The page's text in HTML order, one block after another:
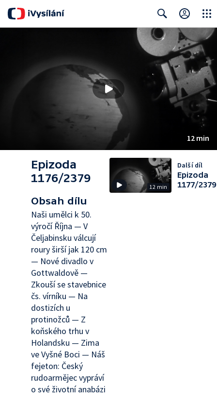
Search Close
12 min
Epizoda
1176/2379
Obsah dílu
Naši umělci k 50.
výročí Října — V
Čeljabinsku válcují
roury širší jak 120 cm
— Nové divadlo v
Gottwaldově —
Zkouší se stavebnice
čs. vírníku — Na
dostizích u
protinožců — Z
koňského trhu v
Holandsku — Zima
ve Vyšné Boci — Náš
fejeton: Český
rudoarmějec vypráví
o své životní anabázi
12 min
Další díl
Epizoda
1177/2379